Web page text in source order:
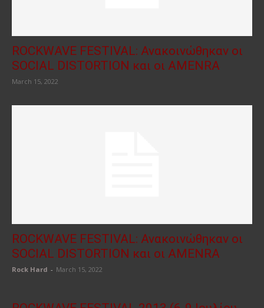
ROCKWAVE FESTIVAL: Ανακοινώθηκαν οι
SOCIAL DISTORTION και οι AMENRA
March 15, 2022
ROCKWAVE FESTIVAL: Ανακοινώθηκαν οι
SOCIAL DISTORTION και οι AMENRA
Rock Hard - March 15, 2022